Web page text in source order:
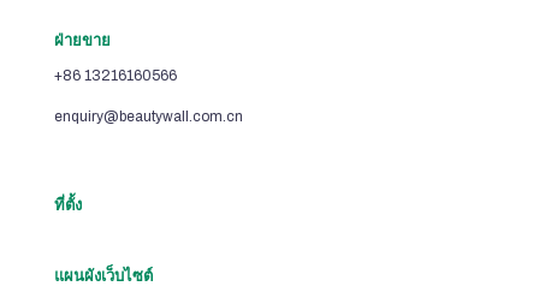
ฝ่ายขาย
+86 13216160566
enquiry@beautywall.com.cn
ที่ตั้ง
แผนผังเว็บไซต์